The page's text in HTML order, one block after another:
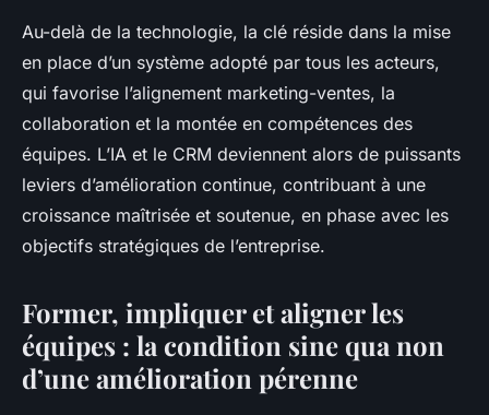
Au-delà de la technologie, la clé réside dans la mise
en place d’un système adopté par tous les acteurs,
qui favorise l’alignement marketing-ventes, la
collaboration et la montée en compétences des
équipes. L’IA et le CRM deviennent alors de puissants
leviers d’amélioration continue, contribuant à une
croissance maîtrisée et soutenue, en phase avec les
objectifs stratégiques de l’entreprise.
Former, impliquer et aligner les
équipes : la condition sine qua non
d’une amélioration pérenne